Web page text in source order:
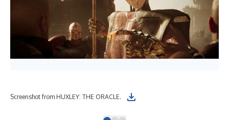
Screenshot from HUXLEY: THE ORACLE.